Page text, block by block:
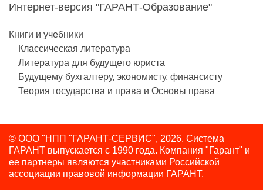
Интернет-версия "ГАРАНТ-Образование"
Книги и учебники
Классическая литература
Литература для будущего юриста
Будущему бухгалтеру, экономисту, финансисту
Теория государства и права и Основы права
© ООО "НПП "ГАРАНТ-СЕРВИС", 2026. Система
ГАРАНТ выпускается с 1990 года. Компания "Гарант" и
ее партнеры являются участниками Российской
ассоциации правовой информации ГАРАНТ.